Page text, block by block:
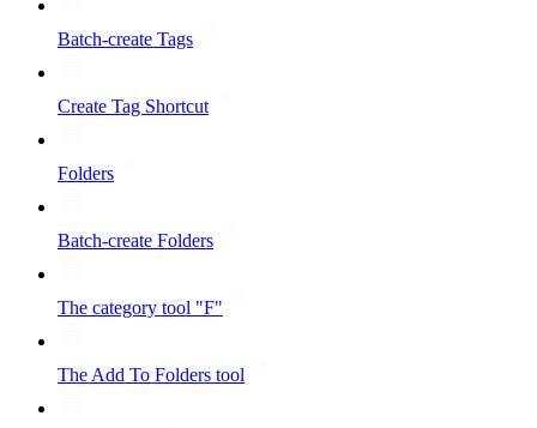
Batch-create Tags
Create Tag Shortcut
Folders
Batch-create Folders
The category tool "F"
The Add To Folders tool